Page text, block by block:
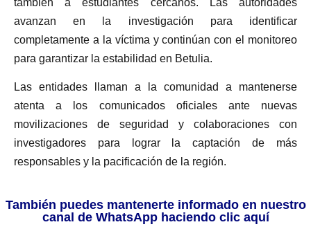
avanzan en la investigación para identificar
completamente a la víctima y continúan con el monitoreo
para garantizar la estabilidad en Betulia.
Las entidades llaman a la comunidad a mantenerse
atenta a los comunicados oficiales ante nuevas
movilizaciones de seguridad y colaboraciones con
investigadores para lograr la captación de más
responsables y la pacificación de la región.
También puedes mantenerte informado en nuestro
canal de WhatsApp haciendo clic aquí